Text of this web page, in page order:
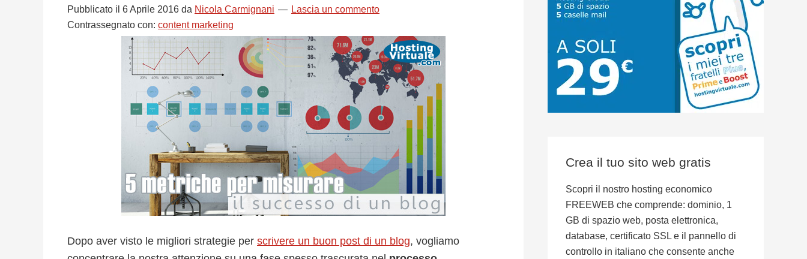
Pubblicato il 6 Aprile 2016 da Nicola Carmignani
Lascia un commento
Contrassegnato con: content marketing
Dopo aver visto le migliori strategie per scrivere un buon post di un blog, vogliamo
Crea il tuo sito web gratis
Scopri il nostro hosting economico
FREEWEB che comprende: dominio, 1
GB di spazio web, posta elettronica,
database, certificato SSL e il pannello di
controllo in italiano che consente anche